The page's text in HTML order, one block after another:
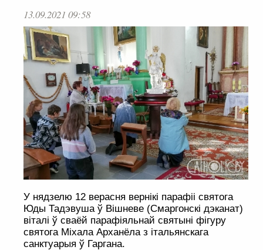
13.09.2021 09:58
У нядзелю 12 верасня вернікі парафіі святога
Юды Тадэвуша ў Вішневе (Смаргонскі дэканат)
віталі ў сваёй парафіяльнай святыні фігуру
святога Міхала Арханёла з італьянскага
санктуарыя ў Гаргана.